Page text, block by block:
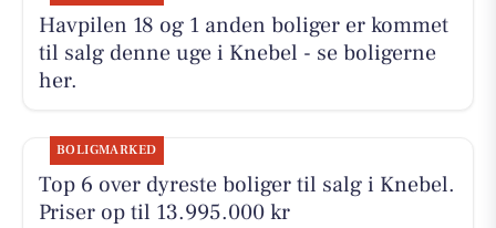
Havpilen 18 og 1 anden boliger er kommet
til salg denne uge i Knebel - se boligerne
her.
BOLIGMARKED
Top 6 over dyreste boliger til salg i Knebel.
Priser op til 13.995.000 kr